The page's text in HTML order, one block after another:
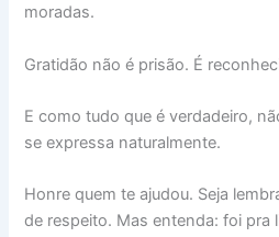
moradas.
Gratidão não é prisão. É
E como tudo que é verdadeiro,
se expressa naturalmente.
Honre quem te ajudou. Seja
de respeito. Mas entenda: foi pra